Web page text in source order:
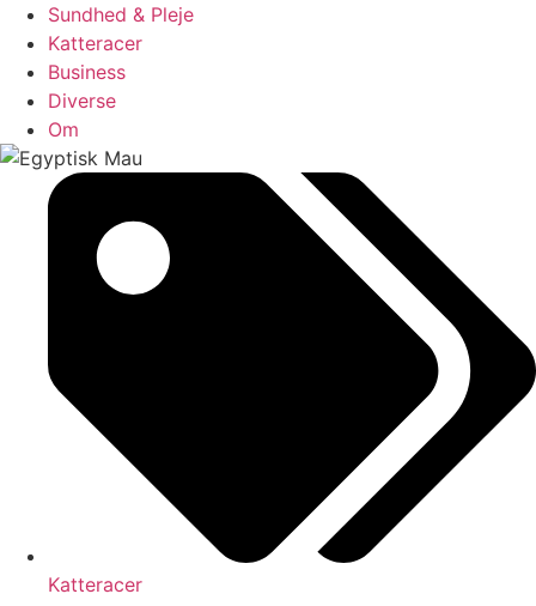
Sundhed & Pleje
Katteracer
Business
Diverse
Om
Katteracer